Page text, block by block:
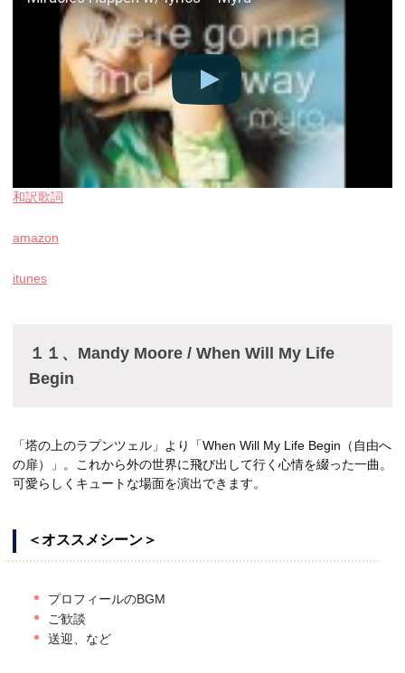
和訳歌詞
amazon
itunes
１１、Mandy Moore / When Will My Life
Begin
「塔の上のラプンツェル」より「When Will My Life Begin（自由へ
の扉）」。これから外の世界に飛び出して行く心情を綴った一曲。
可愛らしくキュートな場面を演出できます。
＜オススメシーン＞
プロフィールのBGM
ご歓談
送迎、など